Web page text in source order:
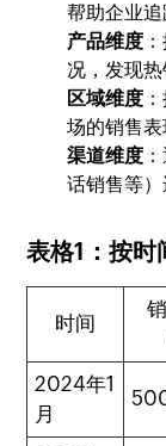
帮助企业追
产品维度
况，发现热
区域维度
场的销售表
渠道维度
话销售等）
表格1：按
时间
2024年1
月